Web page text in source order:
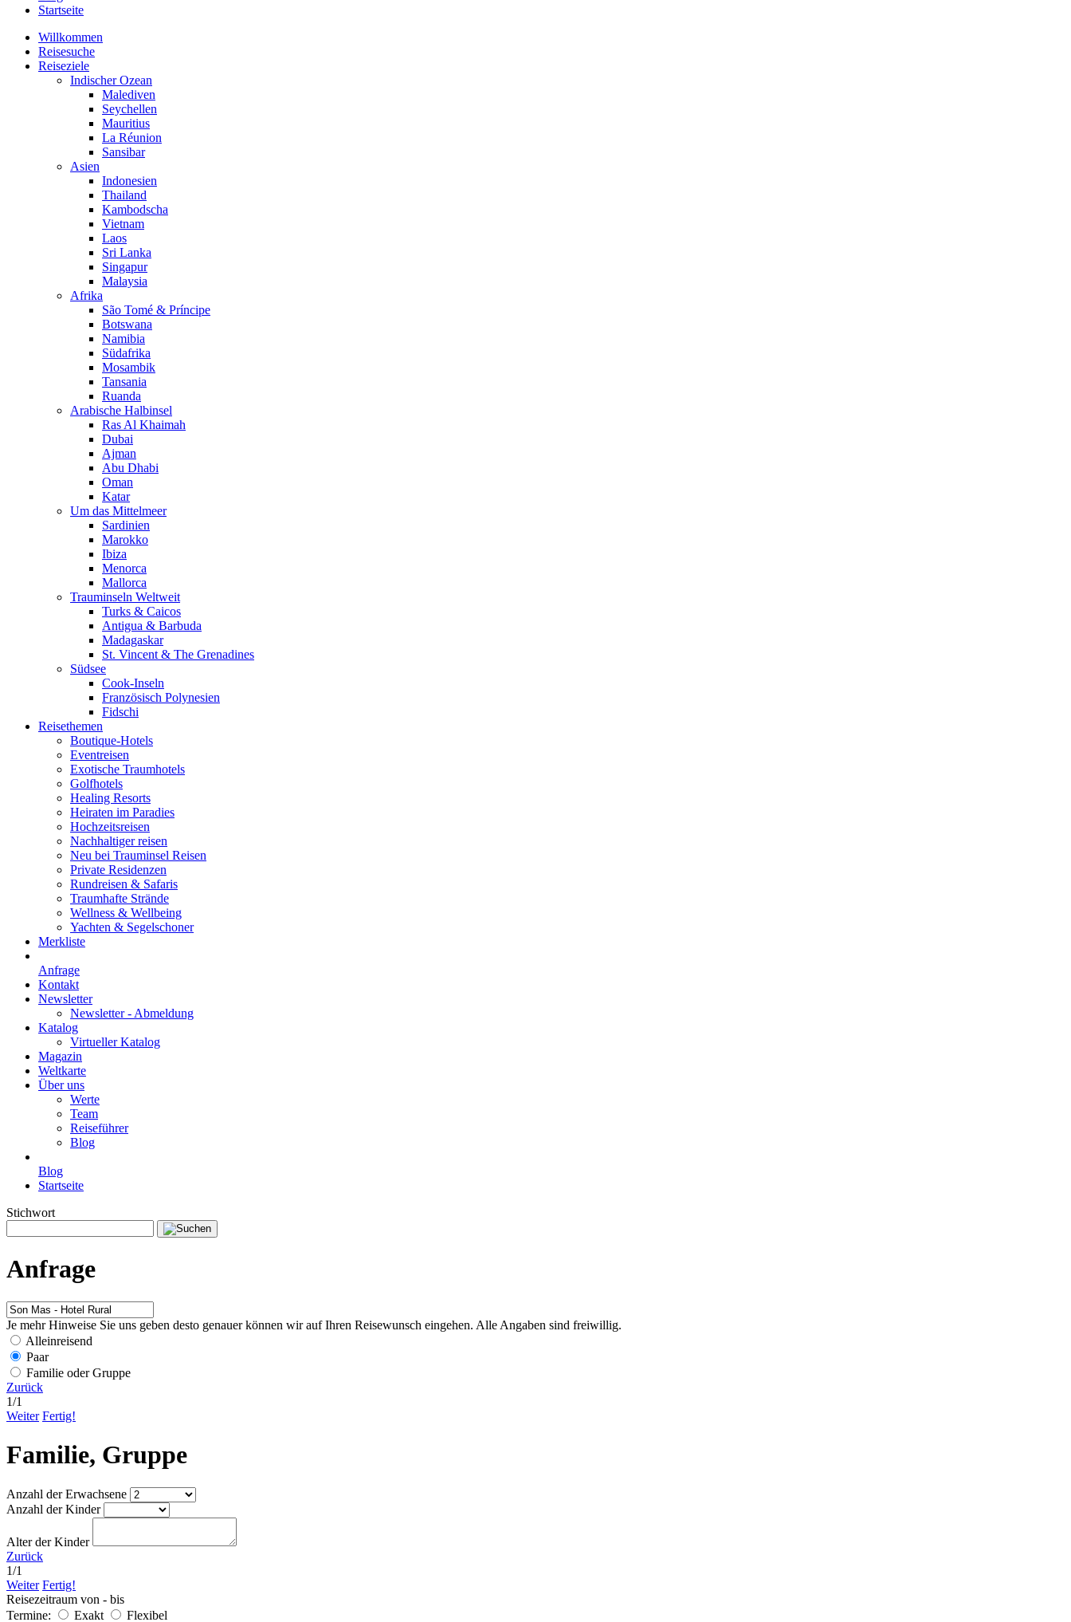
Startseite
Willkommen
Reisesuche
Reiseziele
Indischer Ozean
Malediven
Seychellen
Mauritius
La Réunion
Sansibar
Asien
Indonesien
Thailand
Kambodscha
Vietnam
Laos
Sri Lanka
Singapur
Malaysia
Afrika
São Tomé & Príncipe
Botswana
Namibia
Südafrika
Mosambik
Tansania
Ruanda
Arabische Halbinsel
Ras Al Khaimah
Dubai
Ajman
Abu Dhabi
Oman
Katar
Um das Mittelmeer
Sardinien
Marokko
Ibiza
Menorca
Mallorca
Trauminseln Weltweit
Turks & Caicos
Antigua & Barbuda
Madagaskar
St. Vincent & The Grenadines
Südsee
Cook-Inseln
Französisch Polynesien
Fidschi
Reisethemen
Boutique-Hotels
Eventreisen
Exotische Traumhotels
Golfhotels
Healing Resorts
Heiraten im Paradies
Hochzeitsreisen
Nachhaltiger reisen
Neu bei Trauminsel Reisen
Private Residenzen
Rundreisen & Safaris
Traumhafte Strände
Wellness & Wellbeing
Yachten & Segelschoner
Merkliste
Anfrage
Kontakt
Newsletter
Newsletter - Abmeldung
Katalog
Virtueller Katalog
Magazin
Weltkarte
Über uns
Werte
Team
Reiseführer
Blog
Blog
Startseite
Stichwort
Anfrage
Je mehr Hinweise Sie uns geben desto genauer können wir auf Ihren Reisewunsch eingehen. Alle Angaben sind freiwillig.
Alleinreisend
Paar
Familie oder Gruppe
Zurück
1/1
Weiter Fertig!
Familie, Gruppe
Anzahl der Erwachsene
Anzahl der Kinder
Alter der Kinder
Zurück
1/1
Weiter Fertig!
Reisezeitraum von - bis
Termine:
Exakt Flexibel